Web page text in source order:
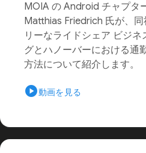
MOIA の Android チャプタ
Matthias Friedrich 氏が、
リーなライドシェア ビジ
グとハノーバーにおける通
方法について紹介します。
play_circle動画を見る